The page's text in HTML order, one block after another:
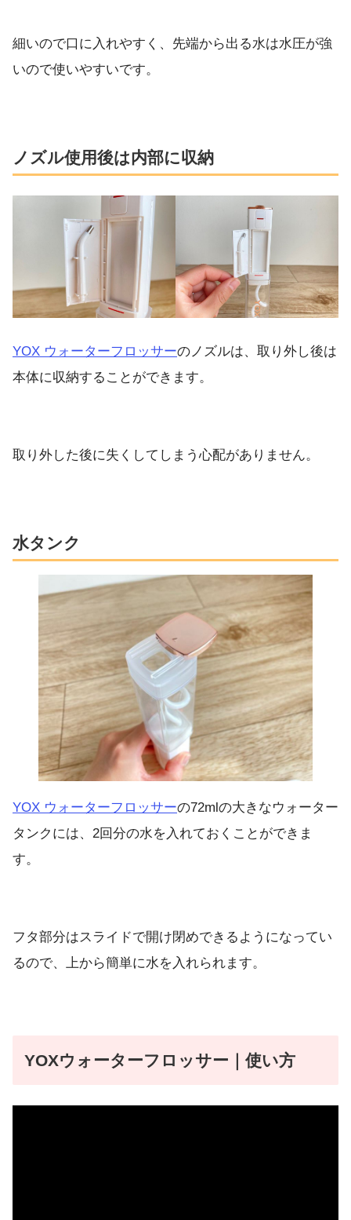
細いので口に入れやすく、先端から出る水は水圧が強
いので使いやすいです。
ノズル使用後は内部に収納
YOX ウォーターフロッサーのノズルは、取り外し後は
本体に収納することができます。
取り外した後に失くしてしまう心配がありません。
水タンク
YOX ウォーターフロッサーの72mlの大きなウォーター
タンクには、2回分の水を入れておくことができま
す。
フタ部分はスライドで開け閉めできるようになってい
るので、上から簡単に水を入れられます。
YOXウォーターフロッサー｜使い方